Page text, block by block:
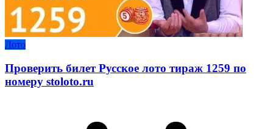
Лото
Проверить билет Русское лото тираж 1259 по
номеру stoloto.ru